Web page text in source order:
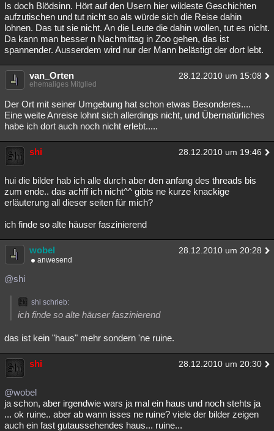
Is doch Blödsinn. Hört auf den Usern hier wildeste Geschichten
aufzutischen und tut nicht so als würde sich die Reise dahin
lohnen. Das tut sie nicht. An die Leute die dahin wollen, tut es nicht.
Da kann man besser n Nachmittag in Zoo gehen, das ist
spannender. Ausserdem wird nur der Mann belästigt der dort lebt.
van_Orten 28.12.2010 um 15:08
ehemaliges Mitglied
Der Ort mit seiner Umgebung hat schon etwas Besonderes....
Eine weite Anreise lohnt sich allerdings nicht, und Übernatürliches
habe ich dort auch noch nicht erlebt.....
shi 28.12.2010 um 19:46
hui die bilder hab ich alle durch aber den anfang des threads bis
zum ende.. das achff ich nicht^^ gibts ne kurze knackige
erläuterung all dieser seiten für mich?
ich finde so alte häuser faszinierend
wobel 28.12.2010 um 20:28
anwesend
@shi
shi schrieb:
ich finde so alte häuser faszinierend
das ist kein "haus" mehr sondern 'ne ruine.
shi 28.12.2010 um 20:30
@wobel
ja schon, aber irgendwie wars ja mal ein haus und noch stehts ja
... ok ruine.. aber ab wann isses ne ruine? viele der bilder zeigen
auch ein fast gutaussehendes haus... ruine...